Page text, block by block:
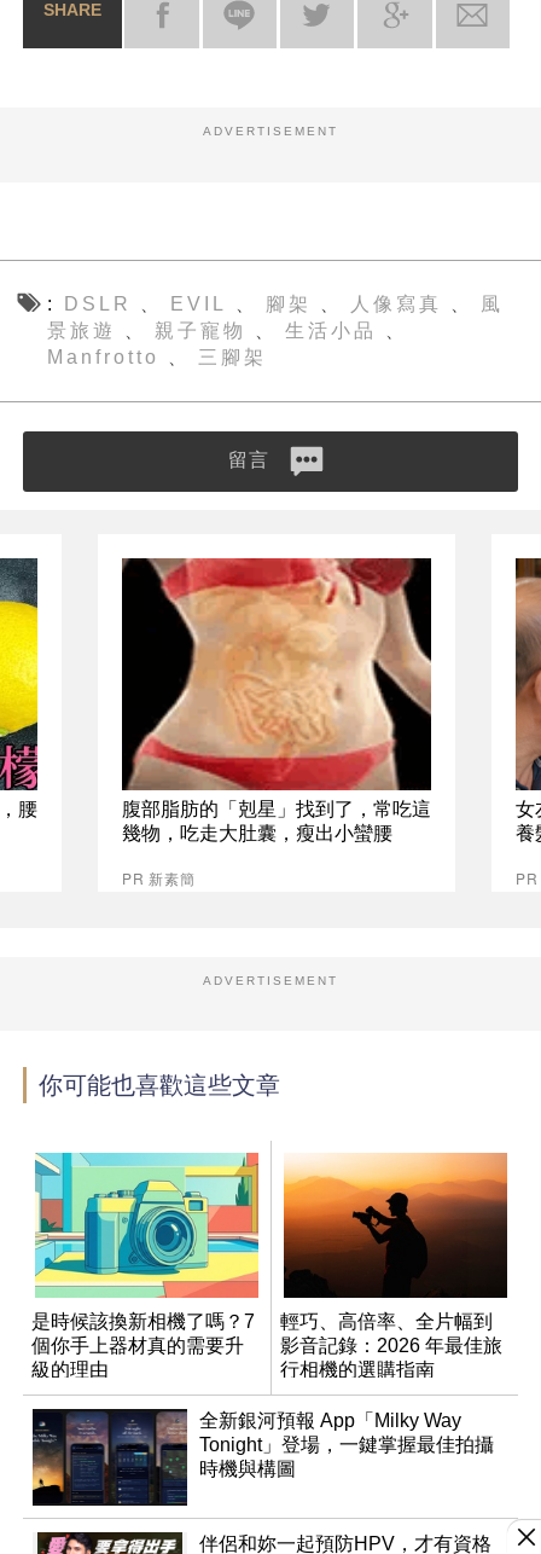
SHARE
ADVERTISEMENT
DSLR EVIL 腳架 人像寫真
風
景旅遊
親子寵物 生活小品
Manfrotto 三腳架
留言
腰
腹部脂肪的「剋星」找到了，常吃這
幾物，吃走大肚囊，瘦出小蠻腰
PR 新素簡
女
養
ADVERTISEMENT
你可能也喜歡這些文章
是時候該換新相機了嗎？7
個你手上器材真的需要升
級的理由
輕巧、高倍率、全片幅到
影音記錄：2026 年最佳旅
行相機的選購指南
全新銀河預報 App「Milky Way
Tonight」登場，一鍵掌握最佳拍攝
時機與構圖
伴侶和妳一起預防HPV，才有資格